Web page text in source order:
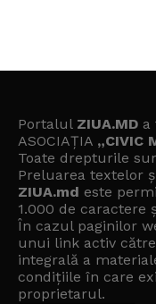
Portalul ZIUA.MD a
ASOCIAȚIA „CIVIC
Toate drepturile
Preluarea textelor
ZIUA.md este
1.000 de caractere
În cazul paginilor
unui link activ
integrală a
condițiile în care
proprietarul.